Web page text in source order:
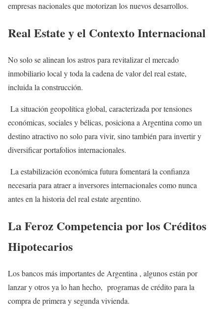
empresas nacionales que motorizan los nuevos desarrollos.
Real Estate y el Contexto Internacional
No solo se alinean los astros para revitalizar el mercado
inmobiliario local y toda la cadena de valor del real estate,
incluida la construcción.
La situación geopolítica global, caracterizada por tensiones
económicas, sociales y bélicas, posiciona a Argentina como un
destino atractivo no solo para vivir, sino también para invertir y
diversificar portafolios internacionales.
La estabilización económica futura fomentará la confianza
necesaria para atraer a inversores internacionales como nunca
antes en la historia del real estate argentino.
La Feroz Competencia por los Créditos
Hipotecarios
Los bancos más importantes de Argentina , algunos están por
lanzar y otros ya lo han hecho, programas de crédito para la
compra de primera y segunda vivienda.